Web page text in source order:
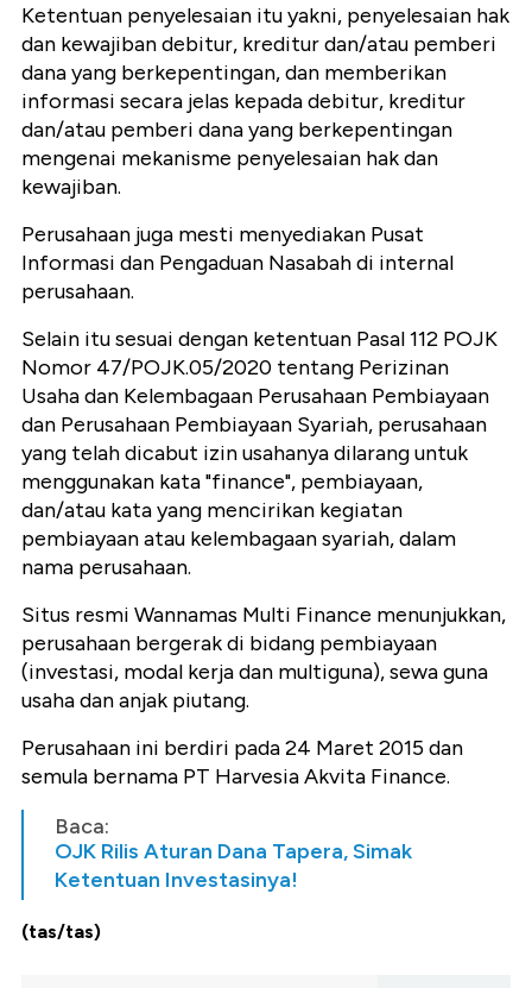
Ketentuan penyelesaian itu yakni, penyelesaian hak
dan kewajiban debitur, kreditur dan/atau pemberi
dana yang berkepentingan, dan memberikan
informasi secara jelas kepada debitur, kreditur
dan/atau pemberi dana yang berkepentingan
mengenai mekanisme penyelesaian hak dan
kewajiban.
Perusahaan juga mesti menyediakan Pusat
Informasi dan Pengaduan Nasabah di internal
perusahaan.
Selain itu sesuai dengan ketentuan Pasal 112 POJK
Nomor 47/POJK.05/2020 tentang Perizinan
Usaha dan Kelembagaan Perusahaan Pembiayaan
dan Perusahaan Pembiayaan Syariah, perusahaan
yang telah dicabut izin usahanya dilarang untuk
menggunakan kata "finance", pembiayaan,
dan/atau kata yang mencirikan kegiatan
pembiayaan atau kelembagaan syariah, dalam
nama perusahaan.
Situs resmi Wannamas Multi Finance menunjukkan,
perusahaan bergerak di bidang pembiayaan
(investasi, modal kerja dan multiguna), sewa guna
usaha dan anjak piutang.
Perusahaan ini berdiri pada 24 Maret 2015 dan
semula bernama PT Harvesia Akvita Finance.
Baca:
OJK Rilis Aturan Dana Tapera, Simak
Ketentuan Investasinya!
(tas/tas)